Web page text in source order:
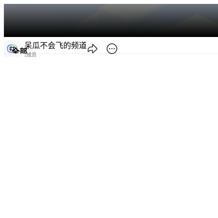
呆瓜不会飞的频道
2成员
全部